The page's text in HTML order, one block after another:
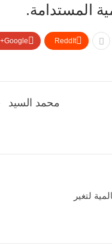
المستدامة.
Google+ ReddIt
محمد السيد
لتغير